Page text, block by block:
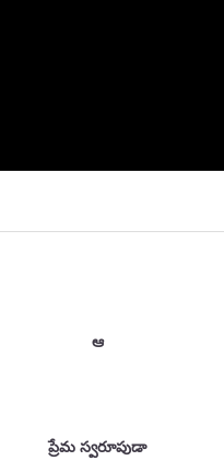
ఆ
ప్రేమ స్వరూపుడా